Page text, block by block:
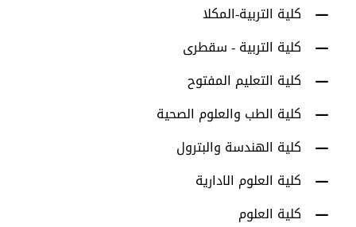
كلية التربية-المكلا
كلية التربية - سقطرى
كلية التعليم المفتوح
كلية الطب والعلوم الصحية
كلية الهندسة والبترول
كلية العلوم الادارية
كلية العلوم